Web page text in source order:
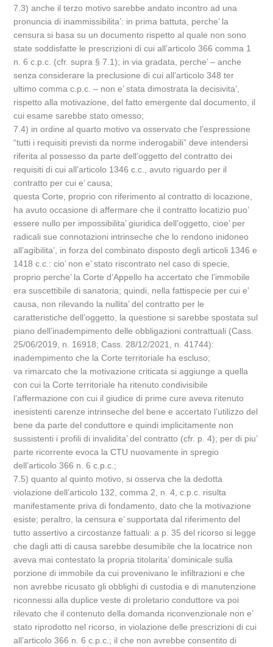
7.3) anche il terzo motivo sarebbe andato incontro ad una
pronuncia di inammissibilita’: in prima battuta, perche’ la
censura si basa su un documento rispetto al quale non sono
state soddisfatte le prescrizioni di cui all’articolo 366 comma 1
n. 6 c.p.c. (cfr. supra § 7.1); in via gradata, perche’ – anche
senza considerare la preclusione di cui all’articolo 348 ter
ultimo comma c.p.c. – non e’ stata dimostrata la decisivita’,
rispetto alla motivazione, del fatto emergente dal documento, il
cui esame sarebbe stato omesso;
7.4) in ordine al quarto motivo va osservato che l’espressione
“tutti i requisiti previsti da norme inderogabili” deve intendersi
riferita al possesso da parte dell’oggetto del contratto dei
requisiti di cui all’articolo 1346 c.c., avuto riguardo per il
contratto per cui e’ causa;
questa Corte, proprio con riferimento al contratto di locazione,
ha avuto occasione di affermare che il contratto locatizio puo’
essere nullo per impossibilita’ giuridica dell’oggetto, cioe’ per
radicali sue connotazioni intrinseche che lo rendono inidoneo
all’agibilita’, in forza del combinato disposto degli articoli 1346 e
1418 c.c.: cio’ non e’ stato riscontrato nel caso di specie,
proprio perche’ la Corte d’Appello ha accertato che l’immobile
era suscettibile di sanatoria; quindi, nella fattispecie per cui e’
causa, non rilevando la nullita’ del contratto per le
caratteristiche dell’oggetto, la questione si sarebbe spostata sul
piano dell’inadempimento delle obbligazioni contrattuali (Cass.
25/06/2019, n. 16918; Cass. 28/12/2021, n. 41744):
inadempimento che la Corte territoriale ha escluso;
va rimarcato che la motivazione criticata si aggiunge a quella
con cui la Corte territoriale ha ritenuto condivisibile
l’affermazione con cui il giudice di prime cure aveva ritenuto
inesistenti carenze intrinseche del bene e accertato l’utilizzo del
bene da parte del conduttore e quindi implicitamente non
sussistenti i profili di invalidita’ del contratto (cfr. p. 4); per di piu’
parte ricorrente evoca la CTU nuovamente in spregio
dell’articolo 366 n. 6 c.p.c.;
7.5) quanto al quinto motivo, si osserva che la dedotta
violazione dell’articolo 132, comma 2, n. 4, c.p.c. risulta
manifestamente priva di fondamento, dato che la motivazione
esiste; peraltro, la censura e’ supportata dal riferimento del
tutto assertivo a circostanze fattuali: a p. 35 del ricorso si legge
che dagli atti di causa sarebbe desumibile che la locatrice non
aveva mai contestato la propria titolarita’ dominicale sulla
porzione di immobile da cui provenivano le infiltrazioni e che
non avrebbe ricusato gli obblighi di custodia e di manutenzione
riconnessi alla duplice veste di proletario conduttore va poi
rilevato che il contenuto della domanda riconvenzionale non e’
stato riprodotto nel ricorso, in violazione delle prescrizioni di cui
all’articolo 366 n. 6 c.p.c.; il che non avrebbe consentito di